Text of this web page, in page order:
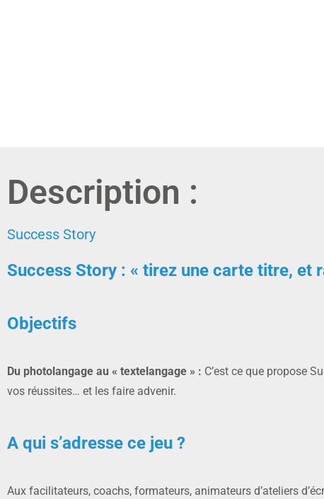
Description :
Success Story
Success Story : « tirez une carte titre, et
Objectifs
Du photolangage au « textelangage » : C’est ce que propose
vos réussites… et les faire advenir.
A qui s’adresse ce jeu ?
Aux facilitateurs, coachs, formateurs, animateurs d’ateliers